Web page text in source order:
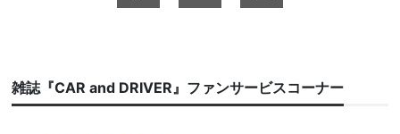
雑誌『CAR and DRIVER』ファンサービスコーナー